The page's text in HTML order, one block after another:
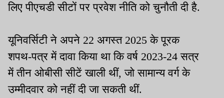
लिए पीएचडी सीटों पर प्रवेश नीति को चुनौती दी है.
यूनिवर्सिटी ने अपने 22 अगस्त 2025 के पूरक
शपथ-पत्र में दावा किया था कि वर्ष 2023-24 सत्र
में तीन ओबीसी सीटें खाली थीं, जो सामान्य वर्ग के
उम्मीदवार को नहीं दी जा सकती थीं.